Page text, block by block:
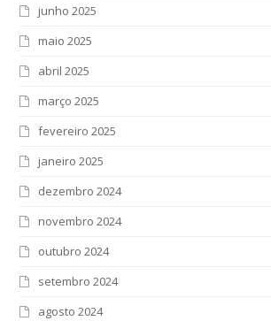
junho 2025
maio 2025
abril 2025
março 2025
fevereiro 2025
janeiro 2025
dezembro 2024
novembro 2024
outubro 2024
setembro 2024
agosto 2024